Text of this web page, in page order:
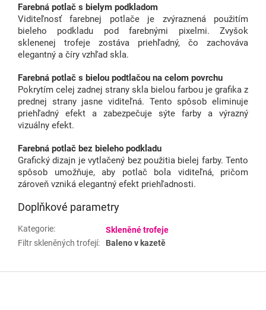
Farebná potlač s bielym podkladom
Viditeľnosť farebnej potlače je zvýraznená použitím
bieleho podkladu pod farebnými pixelmi. Zvyšok
sklenenej trofeje zostáva priehľadný, čo zachováva
elegantný a číry vzhľad skla.
Farebná potlač s bielou podtlačou na celom povrchu
Pokrytím celej zadnej strany skla bielou farbou je grafika z
prednej strany jasne viditeľná. Tento spôsob eliminuje
priehľadný efekt a zabezpečuje sýte farby a výrazný
vizuálny efekt.
Farebná potlač bez bieleho podkladu
Grafický dizajn je vytlačený bez použitia bielej farby. Tento
spôsob umožňuje, aby potlač bola viditeľná, pričom
zároveň vzniká elegantný efekt priehľadnosti.
Doplňkové parametry
Kategorie:
Skleněné trofeje
Filtr skleněných trofejí: Baleno v kazetě